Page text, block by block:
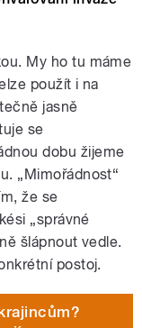
My ho tu máme
použít i na
jasně
se
dobu žijeme
„Mimořádnost“
že se
„správné
šlápnout vedle.
postoj.